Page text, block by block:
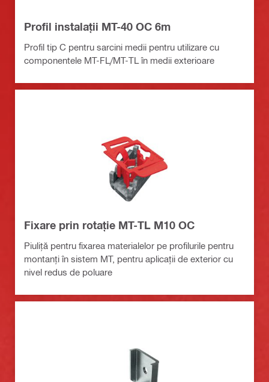
Profil instalații MT-40 OC 6m
Profil tip C pentru sarcini medii pentru utilizare cu
componentele MT-FL/MT-TL în medii exterioare
Fixare prin rotație MT-TL M10 OC
Piuliță pentru fixarea materialelor pe profilurile pentru
montanți în sistem MT, pentru aplicații de exterior cu
nivel redus de poluare